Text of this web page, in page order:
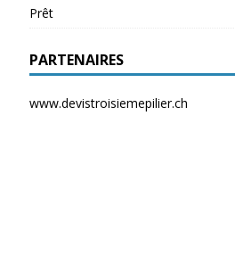
Prêt
PARTENAIRES
www.devistroisiemepilier.ch